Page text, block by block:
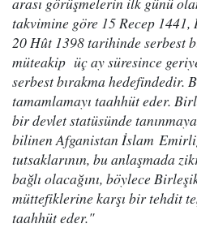
takvimine göre 15 Recep
20 Hût 1398 tarihinde serbest
müteakip üç ay süresince
serbest bırakma hedefindedir.
tamamlamayı taahhüt eder.
bir devlet statüsünde
bilinen Afganistan İslam
tutsaklarının, bu anlaşmada
bağlı olacağını, böylece
müttefiklerine karşı bir tehdit
taahhüt eder."